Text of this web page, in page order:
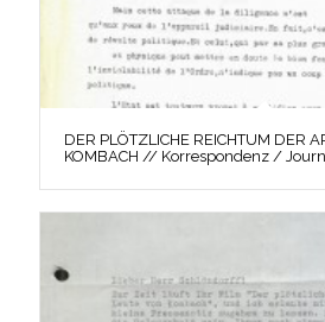
DER PLÖTZLICHE REICHTUM DER
KOMBACH // Korrespondenz /